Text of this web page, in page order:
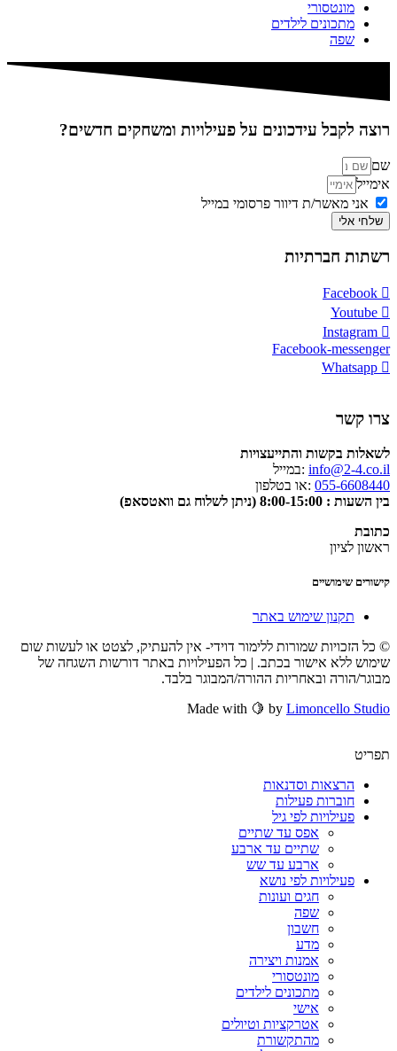
מונטסורי
מתכונים לילדים
שפה
רוצה לקבל עידכונים על פעילויות ומשחקים חדשים?
שם
אימייל
אני מאשר/ת דיוור פרסומי במייל
שלחי אלי
רשתות חברתיות
Facebook
Youtube
Instagram
Facebook-messenger
Whatsapp
צרו קשר
לשאלות בקשות והתייעצויות
info@2-4.co.il :במייל
055-6608440 :או בטלפון
בין השעות : 8:00-15:00 (ניתן לשלוח גם וואטסאפ)
כתובת
ראשון לציון
קישורים שימושיים
תקנון שימוש באתר
© כל הזכויות שמורות ללימור דוידי- אין להעתיק, לצטט או לעשות שום
שימוש ללא אישור בכתב. | כל הפעילויות באתר דורשות השגחה של
מבוגר/הורה ובאחריות ההורה/המבוגר בלבד.
Made with 🍋 by Limoncello Studio
תפריט
הרצאות וסדנאות
חוברות פעילות
פעילויות לפי גיל
אפס עד שתיים
שתיים עד ארבע
ארבע עד שש
פעילויות לפי נושא
חגים ועונות
שפה
חשבון
מדע
אמנות ויצירה
מונטסורי
מתכונים לילדים
אישי
אטרקציות וטיולים
מהתקשורת